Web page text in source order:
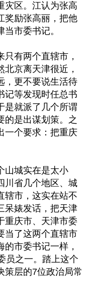
灾区。江认为张高
奖励张高丽，把他
市委书记。
有两个直辖市，
京离天津很近，
，更不要说生活待
记等发现时任总书
是就派了几个所谓
的是出谋划策。之
一个要求：把重庆
山城实在是太小
川省几个地区、城
辖市，这实在站不
呆婊发话，把天津
重庆市、天津市委
当了这两个直辖市
市委书记一样，
员之一。踏上这个
策层的7位政治局常